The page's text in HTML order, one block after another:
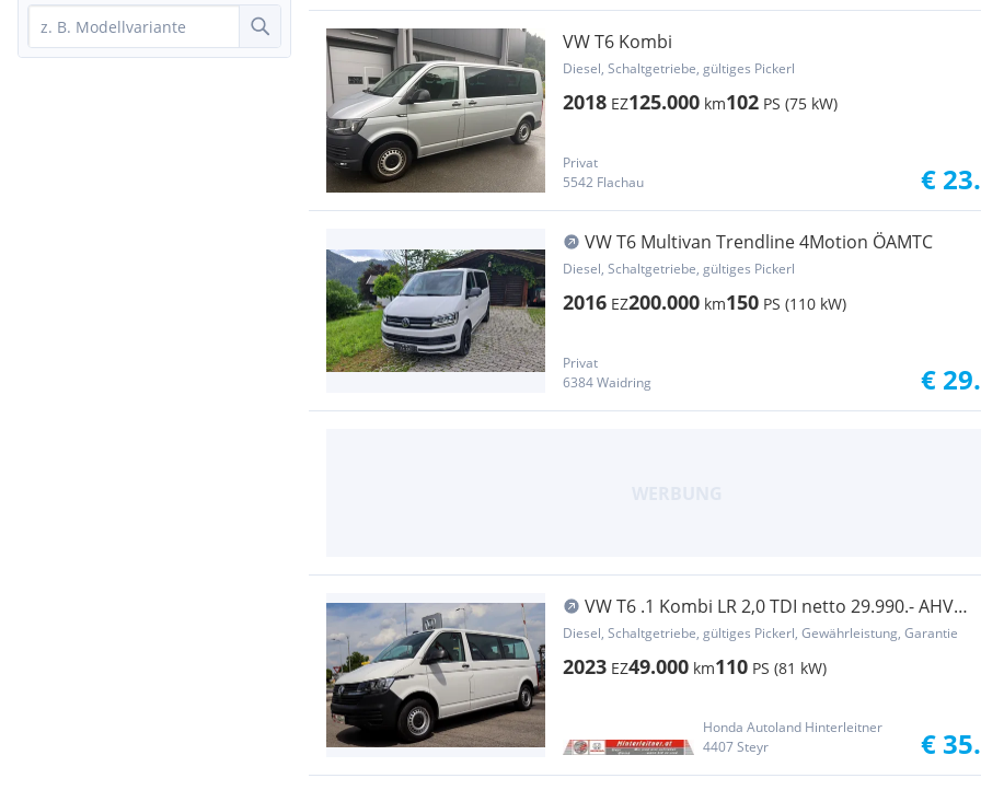
VW T6 Kombi
Diesel, Schaltgetriebe, gültiges Pickerl
2018 EZ125.000 km102 PS (75 kW)
Privat
5542 Flachau
€
VW T6 Multivan Trendline 4Motion ÖAMTC
Diesel, Schaltgetriebe, gültiges Pickerl
2016 EZ200.000 km150 PS (110 kW)
Privat
6384 Waidring
€
VW T6 .1 Kombi LR 2,0 TDI netto 29.990.- AHV
PDC AP...
Diesel, Schaltgetriebe, gültiges Pickerl, Gewährleistung, Garantie
2023 EZ49.000 km110 PS (81 kW)
Honda Autoland Hinterleitner
4407 Steyr
€